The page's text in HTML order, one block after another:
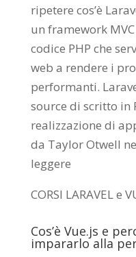
ripetere cos’è
un framework
codice PHP che
web a rendere i
performanti.
source di scritto in
realizzazione di
da Taylor Otwell
leggere
CORSI LARAVEL e
Cos’è Vue.js e
impararlo alla